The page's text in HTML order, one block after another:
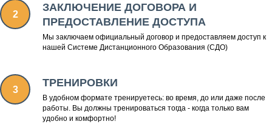
ЗАКЛЮЧЕНИЕ ДОГОВОРА И
ПРЕДОСТАВЛЕНИЕ ДОСТУПА
Мы заключаем официальный договор и предоставляем доступ к
нашей Системе Дистанционного Образования (СДО)
ТРЕНИРОВКИ
В удобном формате тренируетесь: во время, до или даже после
работы. Вы должны тренироваться тогда - когда только вам
удобно и комфортно!